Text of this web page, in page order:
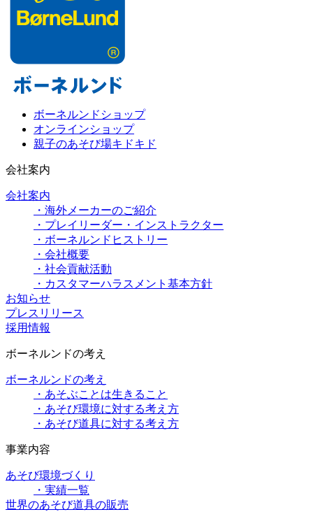
ボーネルンドショップ
オンラインショップ
親子のあそび場キドキド
会社案内
会社案内
・海外メーカーのご紹介
・プレイリーダー・インストラクター
・ボーネルンドヒストリー
・会社概要
・社会貢献活動
・カスタマーハラスメント基本方針
お知らせ
プレスリリース
採用情報
ボーネルンドの考え
ボーネルンドの考え
・あそぶことは生きること
・あそび環境に対する考え方
・あそび道具に対する考え方
事業内容
あそび環境づくり
・実績一覧
世界のあそび道具の販売